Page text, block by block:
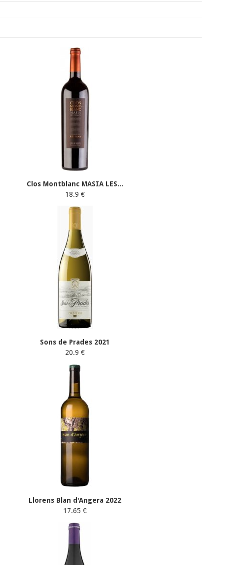
Clos Montblanc MASIA LES...
18.9 €
Sons de Prades 2021
20.9 €
Llorens Blan d'Angera 2022
17.65 €